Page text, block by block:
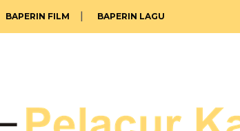
BAPERIN FILM BAPERIN LAGU